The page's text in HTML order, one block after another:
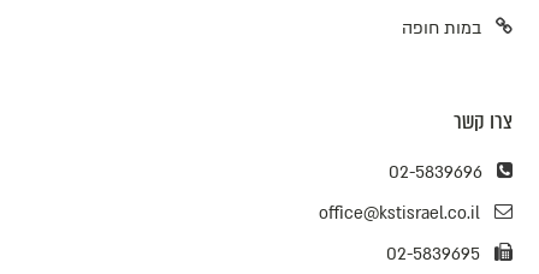
במות חופה
צרו קשר
02-5839696
office@kstisrael.co.il
02-5839695